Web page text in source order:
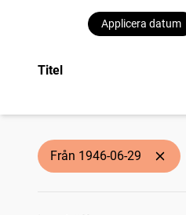
Applicera datum
Titel
Från 1946-06-29